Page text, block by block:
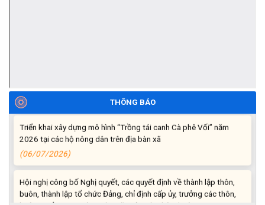
THÔNG BÁO
(24/07/2026)
Triển khai xây dựng mô hình “Trồng tái canh Cà phê Vối” năm
2026 tại các hộ nông dân trên địa bàn xã
Hội nghị công bố Nghị quyết, các quyết định về thành lập thôn,
buôn, thành lập tổ chức Đảng, chỉ định cấp ủy, trưởng các thôn,
buôn, trưởng Ban công tác Mặt trận các thôn, buôn